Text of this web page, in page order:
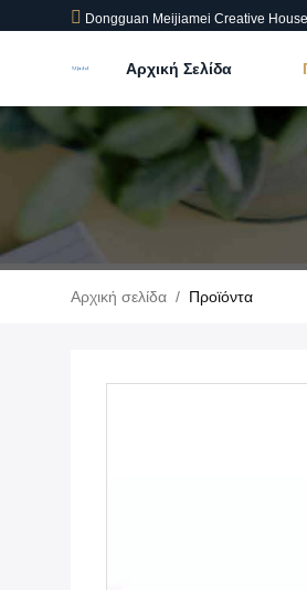
Dongguan Meijiamei Creative
Αρχική Σελίδα
Αρχική σελίδα / Προϊόντα